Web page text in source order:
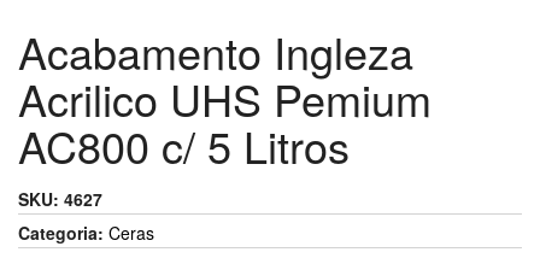
Acabamento Ingleza
Acrilico UHS Pemium
AC800 c/ 5 Litros
SKU: 4627
Categoria: Ceras